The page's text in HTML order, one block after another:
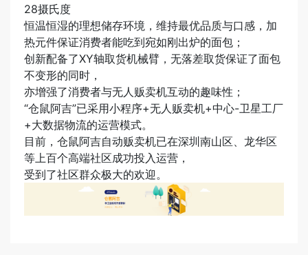
28摄氏度
恒温恒湿的理想储存环境，维持最优品质与口感，加
热元件保证消费者能吃到宛如刚出炉的面包；
创新配备了XY轴取货机械臂，无落差取货保证了面包
不变形的同时，
亦增强了消费者与无人贩卖机互动的趣味性；
“仓鼠阿吉”已采用小程序+无人贩卖机+中心-卫星工厂
+大数据物流的运营模式。
目前，仓鼠阿吉自动贩卖机已在深圳南山区、龙华区
等上百个高端社区成功投入运营，
受到了社区群众极大的欢迎。